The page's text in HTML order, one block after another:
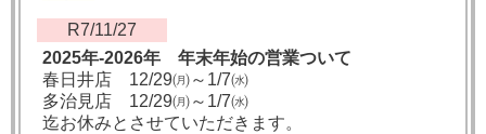
R7/11/27
2025年-2026年 年末年始の営業ついて
春日井店 12/29㈪～1/7㈬
多治見店 12/29㈪～1/7㈬
迄お休みとさせていただきます。